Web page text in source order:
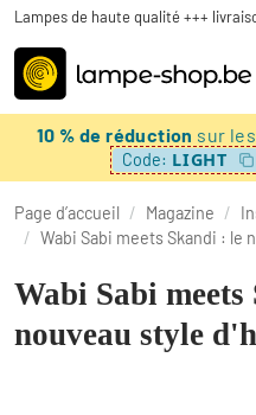
Lampes de haute qualité +++
10 % de réduction sur
Code: LIGHT
Page d’accueil / Magazine /
/ Wabi Sabi meets Skandi : le
Wabi Sabi
nouveau style